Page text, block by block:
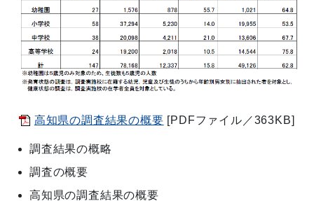
高知県の調査結果の概要 [PDFファイル／363KB]
調査結果の概略
調査の概要
高知県の調査結果の概要